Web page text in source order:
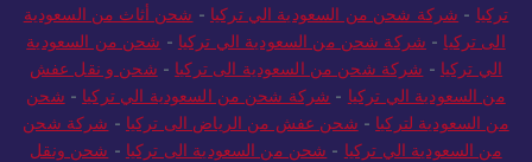
تركيا - شركة شحن من السعودية الي تركيا - شحن أثاث من السعودية
الى تركيا - شركة شحن من السعودية الي تركيا - شحن من السعودية
الي تركيا - شركة شحن من السعودية الى تركيا - شحن و نقل عفش
من السعودية الي تركيا - شركة شحن من السعودية الي تركيا - شحن
من السعودية لتركيا - شحن عفش من الرياض الى تركيا - شركة شحن
من السعودية الي تركيا - شحن من السعودية الى تركيا - شحن ونقل